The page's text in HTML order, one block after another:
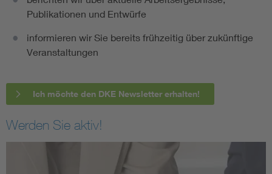
Publikationen und Entwürfe
informieren wir Sie bereits frühzeitig über zukünftige
Veranstaltungen
Ich möchte den DKE Newsletter erhalten!
Werden Sie aktiv!